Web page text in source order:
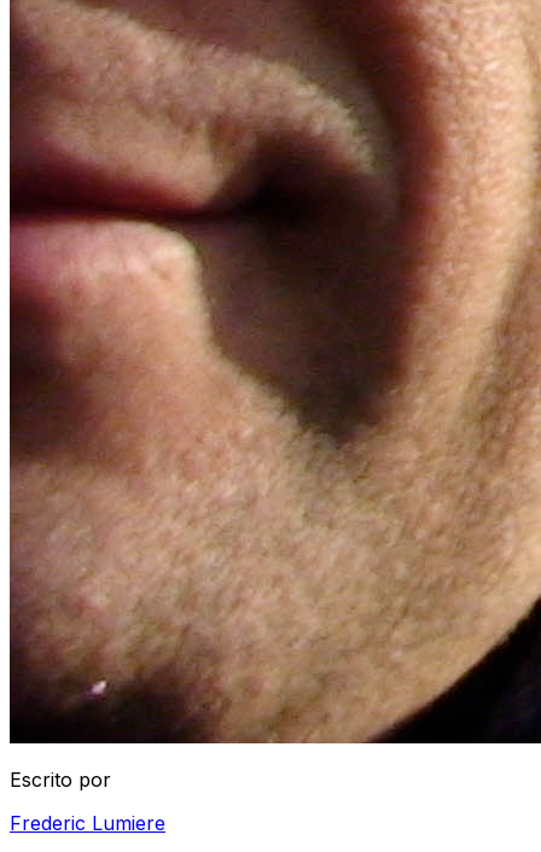
Escrito por
Frederic Lumiere